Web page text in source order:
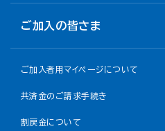
ご加入の皆さま
ご加入者用マイページについて
共済金のご請求手続き
割戻金について​